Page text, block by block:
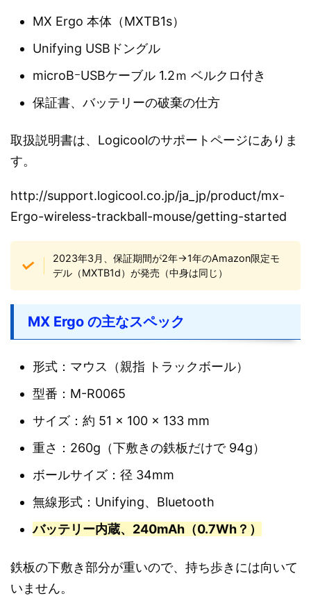
MX Ergo 本体（MXTB1s）
Unifying USBドングル
microBｰUSBケーブル 1.2ｍ ベルクロ付き
保証書、バッテリーの破棄の仕方
取扱説明書は、Logicoolのサポートページにありま
す。
http://support.logicool.co.jp/ja_jp/product/mx-
Ergo-wireless-trackball-mouse/getting-started
2023年3月、保証期間が2年→1年のAmazon限定モ
デル（MXTB1d）が発売（中身は同じ）
MX Ergo の主なスペック
形式：マウス（親指 トラックボール）
型番：M-R0065
サイズ：約 51 × 100 × 133 mm
重さ：260g（下敷きの鉄板だけで 94g）
ボールサイズ：径 34mm
無線形式：Unifying、Bluetooth
バッテリー内蔵、240mAh（0.7Wh？）
鉄板の下敷き部分が重いので、持ち歩きには向いて
いません。